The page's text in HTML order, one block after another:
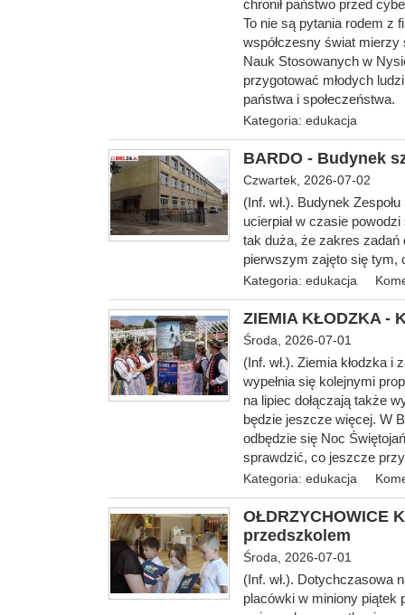
chronił państwo przed
To nie są pytania rodem z
współczesny świat mierzy
Nauk Stosowanych w
przygotować młodych
państwa i społeczeństwa.
Kategoria: edukacja
BARDO - Budynek
Czwartek, 2026-07-02
(Inf. wł.). Budynek
ucierpiał w czasie
tak duża, że zakres zadań
pierwszym zajęto się tym,
Kategoria: edukacja
ZIEMIA KŁODZKA -
Środa, 2026-07-01
(Inf. wł.). Ziemia kłodzka
wypełnia się kolejnymi
na lipiec dołączają także
będzie jeszcze więcej. W
odbędzie się Noc
sprawdzić, co jeszcze
Kategoria: edukacja
OŁDRZYCHOWICE
przedszkolem
Środa, 2026-07-01
(Inf. wł.). Dotychczasowa
placówki w miniony piątek